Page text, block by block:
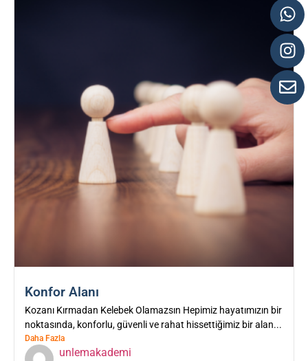
Konfor Alanı
Kozanı Kırmadan Kelebek Olamazsın Hepimiz hayatımızın bir
noktasında, konforlu, güvenli ve rahat hissettiğimiz bir alan...
Daha Fazla
unlemakademi